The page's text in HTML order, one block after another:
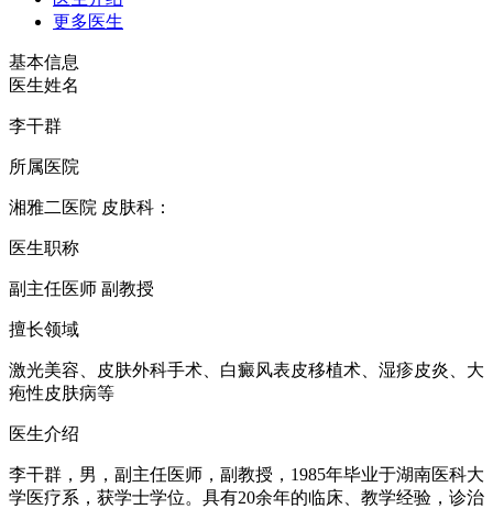
更多医生
基本信息
医生姓名
李干群
所属医院
湘雅二医院 皮肤科：
医生职称
副主任医师 副教授
擅长领域
激光美容、皮肤外科手术、白癜风表皮移植术、湿疹皮炎、大
疱性皮肤病等
医生介绍
李干群，男，副主任医师，副教授，1985年毕业于湖南医科大
学医疗系，获学士学位。具有20余年的临床、教学经验，诊治